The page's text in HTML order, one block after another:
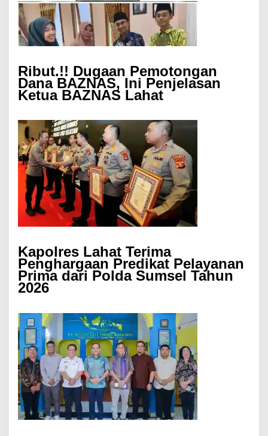
Ribut.!! Dugaan Pemotongan
Dana BAZNAS, Ini Penjelasan
Ketua BAZNAS Lahat
Kapolres Lahat Terima
Penghargaan Predikat Pelayanan
Prima dari Polda Sumsel Tahun
2026